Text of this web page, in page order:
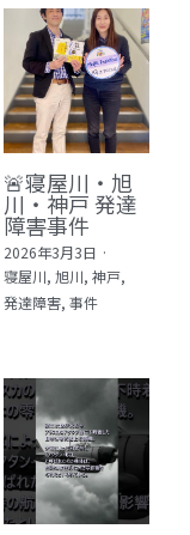
🚨寝屋川・旭
川・神戸 発達
障害事件
2026年3月3日 ·
寝屋川, 旭川, 神戸,
発達障害, 事件